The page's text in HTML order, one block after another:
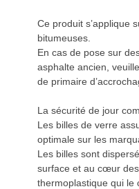
Ce produit s’applique
bitumeuses.
En cas de pose sur
asphalte ancien,
de primaire
La sécurité de jour
Les billes de verre
optimale sur les
Les billes sont
surface et au cœur
thermoplastique qui le